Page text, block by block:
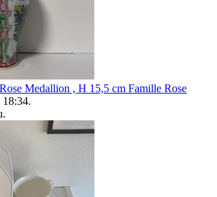
Medallion , H 15,5 cm Famille Rose
18:34.
.